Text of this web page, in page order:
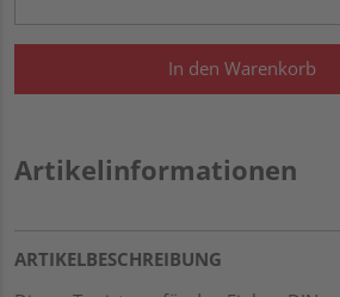
In den Warenkorb
Artikelinformationen
ARTIKELBESCHREIBUNG